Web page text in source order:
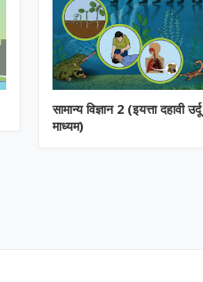
सामान्य विज्ञान 2 (इयत्ता दहावी उर्दू
माध्यम)